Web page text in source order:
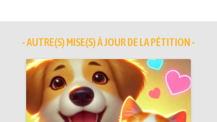
- AUTRE(S) MISE(S) À JOUR DE LA PÉTITION -